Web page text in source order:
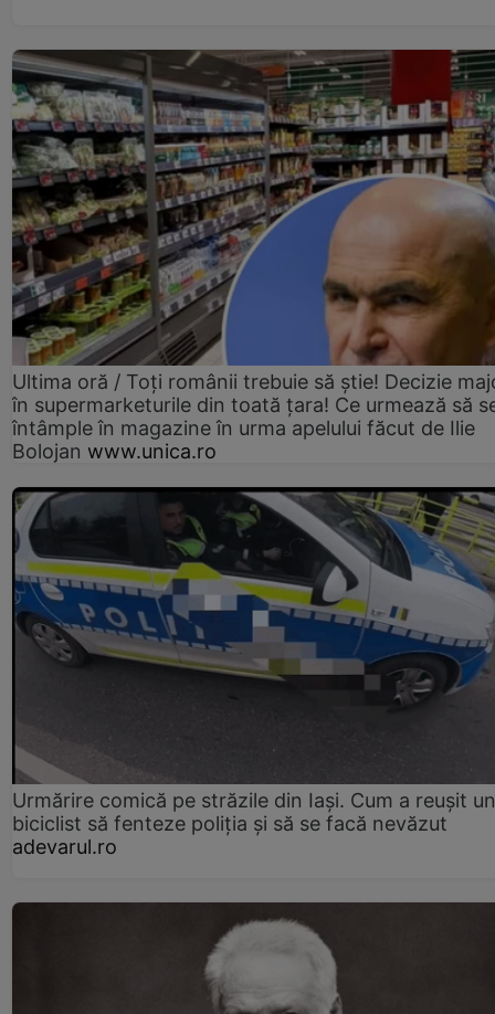
Ultima oră / Toți românii trebuie să știe! Decizie
în supermarketurile din toată țara! Ce urmează să
întâmple în magazine în urma apelului făcut de Ilie
Bolojan www.unica.ro
Urmărire comică pe străzile din Iași. Cum a reușit un
biciclist să fenteze poliția și să se facă nevăzut
adevarul.ro